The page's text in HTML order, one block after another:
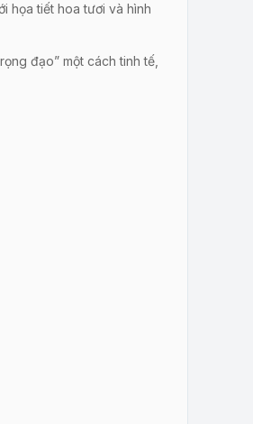
họa tiết hoa tươi và hình
đạo” một cách tinh tế,